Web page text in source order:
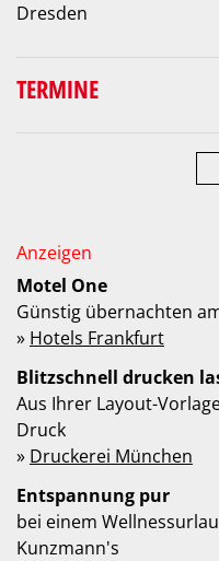
Dresden
TERMINE
Motel One
Günstig übernachten
» Hotels Frankfurt
Blitzschnell drucken
Aus Ihrer Layout-
Druck
» Druckerei München
Entspannung pur
bei einem
Kunzmann's